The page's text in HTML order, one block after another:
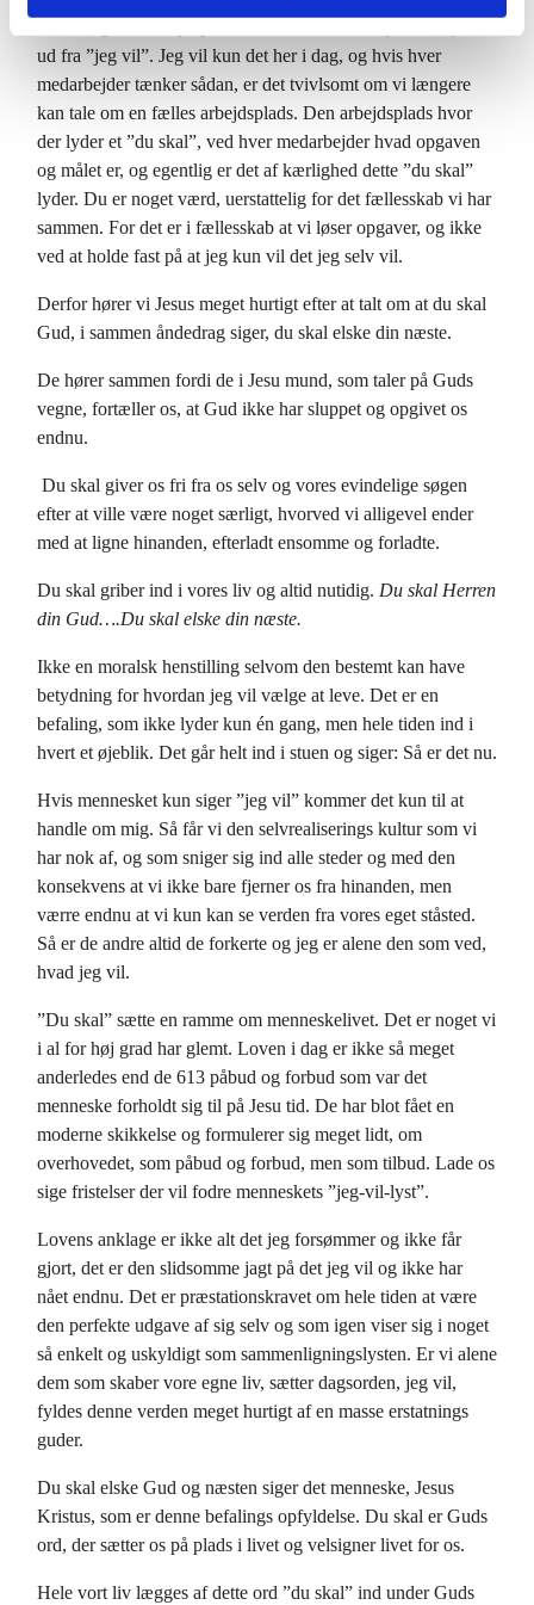
ud fra ”jeg vil”. Jeg vil kun det her i dag, og hvis hver
medarbejder tænker sådan, er det tvivlsomt om vi længere
kan tale om en fælles arbejdsplads. Den arbejdsplads hvor
der lyder et ”du skal”, ved hver medarbejder hvad opgaven
og målet er, og egentlig er det af kærlighed dette ”du skal”
lyder. Du er noget værd, uerstattelig for det fællesskab vi har
sammen. For det er i fællesskab at vi løser opgaver, og ikke
ved at holde fast på at jeg kun vil det jeg selv vil.
Derfor hører vi Jesus meget hurtigt efter at talt om at du skal
Gud, i sammen åndedrag siger, du skal elske din næste.
De hører sammen fordi de i Jesu mund, som taler på Guds
vegne, fortæller os, at Gud ikke har sluppet og opgivet os
endnu.
Du skal giver os fri fra os selv og vores evindelige søgen
efter at ville være noget særligt, hvorved vi alligevel ender
med at ligne hinanden, efterladt ensomme og forladte.
Du skal griber ind i vores liv og altid nutidig. Du skal Herren
din Gud….Du skal elske din næste.
Ikke en moralsk henstilling selvom den bestemt kan have
betydning for hvordan jeg vil vælge at leve. Det er en
befaling, som ikke lyder kun én gang, men hele tiden ind i
hvert et øjeblik. Det går helt ind i stuen og siger: Så er det nu.
Hvis mennesket kun siger ”jeg vil” kommer det kun til at
handle om mig. Så får vi den selvrealiserings kultur som vi
har nok af, og som sniger sig ind alle steder og med den
konsekvens at vi ikke bare fjerner os fra hinanden, men
værre endnu at vi kun kan se verden fra vores eget ståsted.
Så er de andre altid de forkerte og jeg er alene den som ved,
hvad jeg vil.
”Du skal” sætte en ramme om menneskelivet. Det er noget vi
i al for høj grad har glemt. Loven i dag er ikke så meget
anderledes end de 613 påbud og forbud som var det
menneske forholdt sig til på Jesu tid. De har blot fået en
moderne skikkelse og formulerer sig meget lidt, om
overhovedet, som påbud og forbud, men som tilbud. Lade os
sige fristelser der vil fodre menneskets ”jeg-vil-lyst”.
Lovens anklage er ikke alt det jeg forsømmer og ikke får
gjort, det er den slidsomme jagt på det jeg vil og ikke har
nået endnu. Det er præstationskravet om hele tiden at være
den perfekte udgave af sig selv og som igen viser sig i noget
så enkelt og uskyldigt som sammenligningslysten. Er vi alene
dem som skaber vore egne liv, sætter dagsorden, jeg vil,
fyldes denne verden meget hurtigt af en masse erstatnings
guder.
Du skal elske Gud og næsten siger det menneske, Jesus
Kristus, som er denne befalings opfyldelse. Du skal er Guds
ord, der sætter os på plads i livet og velsigner livet for os.
Hele vort liv lægges af dette ord ”du skal” ind under Guds